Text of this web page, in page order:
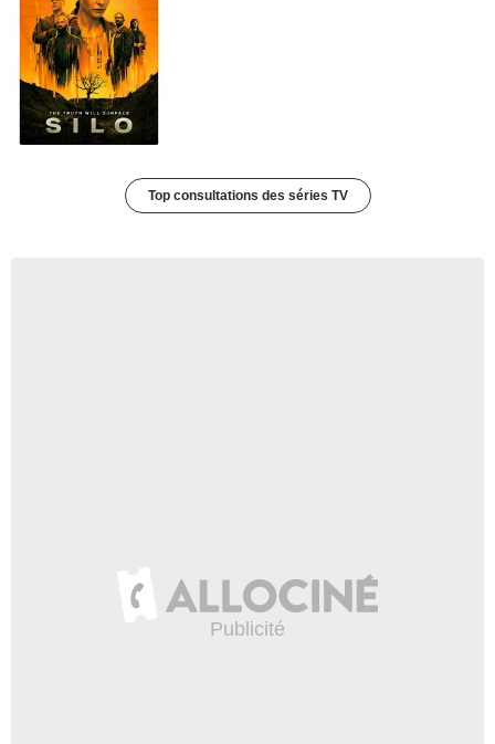
Top consultations des séries TV